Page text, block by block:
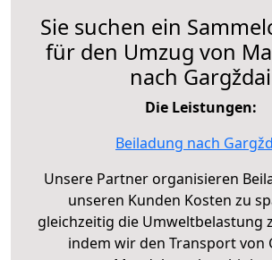
Sie suchen ein
für den Umzug von
nach Gargždai
Die Leistungen:
Beiladung nach
Unsere Partner organisieren
unseren Kunden Kosten zu
gleichzeitig die Umweltbelastung
indem wir den Transport von